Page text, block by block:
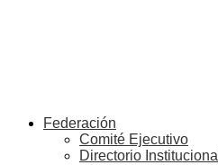
Federación
Comité Ejecutivo
Directorio Institucional